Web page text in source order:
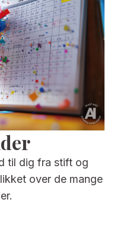
til dig fra stift og
over de mange